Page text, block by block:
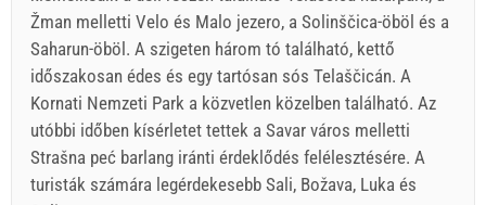
Žman melletti Velo és Malo jezero, a Solinščica-öböl és a
Saharun-öböl. A szigeten három tó található, kettő
időszakosan édes és egy tartósan sós Telaščicán. A
Kornati Nemzeti Park a közvetlen közelben található. Az
utóbbi időben kísérletet tettek a Savar város melletti
Strašna peć barlang iránti érdeklődés felélesztésére. A
turisták számára legérdekesebb Sali, Božava, Luka és